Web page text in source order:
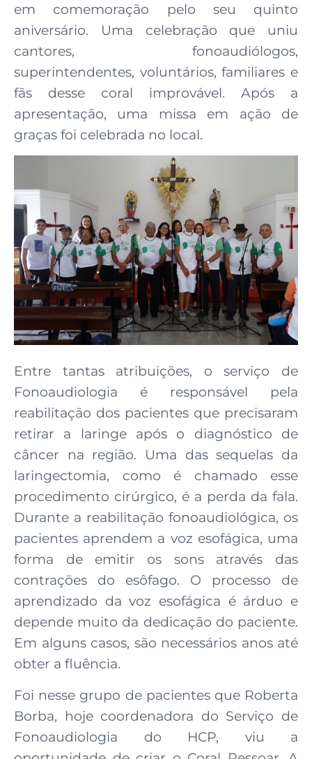
em comemoração pelo seu quinto
aniversário. Uma celebração que uniu
cantores, fonoaudiólogos,
superintendentes, voluntários, familiares e
fãs desse coral improvável. Após a
apresentação, uma missa em ação de
graças foi celebrada no local.
Entre tantas atribuições, o serviço de
Fonoaudiologia é responsável pela
reabilitação dos pacientes que precisaram
retirar a laringe após o diagnóstico de
câncer na região. Uma das sequelas da
laringectomia, como é chamado esse
procedimento cirúrgico, é a perda da fala.
Durante a reabilitação fonoaudiológica, os
pacientes aprendem a voz esofágica, uma
forma de emitir os sons através das
contrações do esôfago. O processo de
aprendizado da voz esofágica é árduo e
depende muito da dedicação do paciente.
Em alguns casos, são necessários anos até
obter a fluência.
Foi nesse grupo de pacientes que Roberta
Borba, hoje coordenadora do Serviço de
Fonoaudiologia do HCP, viu a